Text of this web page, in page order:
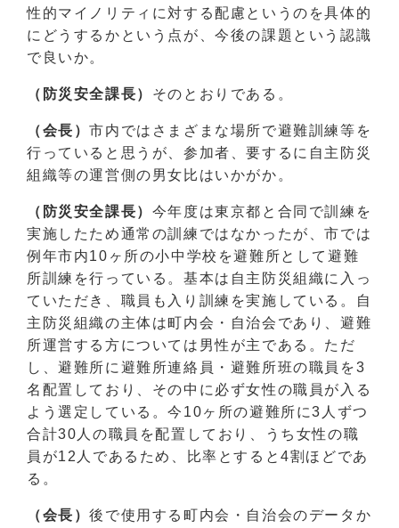
性的マイノリティに対する配慮というのを具体的
にどうするかという点が、今後の課題という認識
で良いか。
（防災安全課長） そのとおりである。
（会長）市内ではさまざまな場所で避難訓練等を
行っていると思うが、参加者、要するに自主防災
組織等の運営側の男女比はいかがか。
（防災安全課長） 今年度は東京都と合同で訓練を
実施したため通常の訓練ではなかったが、市では
例年市内10ヶ所の小中学校を避難所として避難
所訓練を行っている。基本は自主防災組織に入っ
ていただき、職員も入り訓練を実施している。自
主防災組織の主体は町内会・自治会であり、避難
所運営する方については男性が主である。ただ
し、避難所に避難所連絡員・避難所班の職員を3
名配置しており、その中に必ず女性の職員が入る
よう選定している。今10ヶ所の避難所に3人ずつ
合計30人の職員を配置しており、うち女性の職
員が12人であるため、比率とすると4割ほどであ
る。
（会長）後で使用する町内会・自治会のデータか